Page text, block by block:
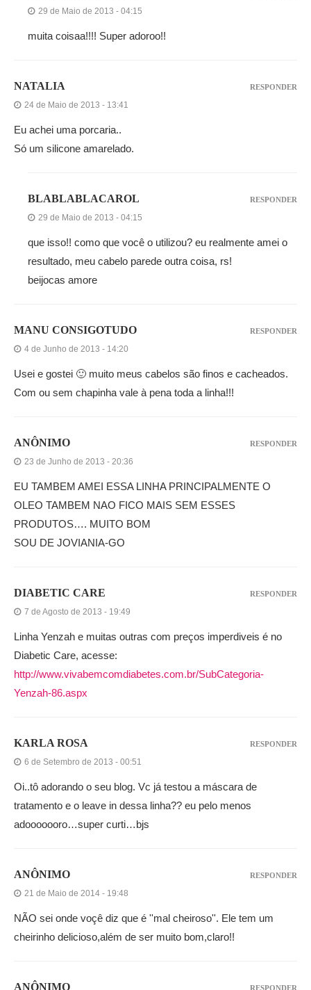
29 de Maio de 2013 - 04:15
muita coisaa!!!! Super adoroo!!
NATALIA
24 de Maio de 2013 - 13:41
Eu achei uma porcaria..
Só um silicone amarelado.
RESPONDER
BLABLABLACAROL
29 de Maio de 2013 - 04:15
que isso!! como que você o utilizou? eu realmente amei o
resultado, meu cabelo parede outra coisa, rs!
beijocas amore
RESPONDER
MANU CONSIGOTUDO
4 de Junho de 2013 - 14:20
Usei e gostei 🙂 muito meus cabelos são finos e cacheados.
Com ou sem chapinha vale à pena toda a linha!!!
RESPONDER
ANÔNIMO
23 de Junho de 2013 - 20:36
EU TAMBEM AMEI ESSA LINHA PRINCIPALMENTE O
OLEO TAMBEM NAO FICO MAIS SEM ESSES
PRODUTOS…. MUITO BOM
SOU DE JOVIANIA-GO
RESPONDER
DIABETIC CARE
7 de Agosto de 2013 - 19:49
Linha Yenzah e muitas outras com preços imperdiveis é no
Diabetic Care, acesse:
http://www.vivabemcomdiabetes.com.br/SubCategoria-
Yenzah-86.aspx
RESPONDER
KARLA ROSA
6 de Setembro de 2013 - 00:51
Oi..tô adorando o seu blog. Vc já testou a máscara de
tratamento e o leave in dessa linha?? eu pelo menos
adooooooro…super curti…bjs
RESPONDER
ANÔNIMO
21 de Maio de 2014 - 19:48
NÃO sei onde voçê diz que é ''mal cheiroso''. Ele tem um
cheirinho delicioso,além de ser muito bom,claro!!
RESPONDER
ANÔNIMO RESPONDER